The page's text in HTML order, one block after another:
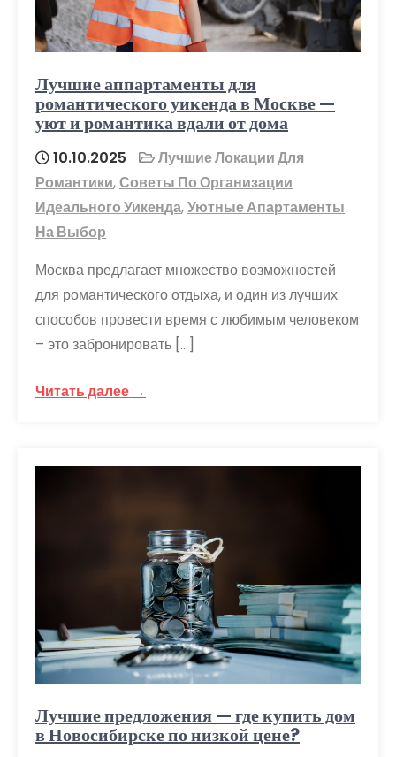
Лучшие аппартаменты для
романтического уикенда в Москве —
уют и романтика вдали от дома
10.10.2025
Лучшие Локации Для
Романтики,Советы По Организации
Идеального Уикенда,Уютные Апартаменты
На Выбор
Москва предлагает множество возможностей
для романтического отдыха, и один из лучших
способов провести время с любимым человеком
– это забронировать […]
Читать далее →
Лучшие предложения — где купить дом
в Новосибирске по низкой цене?